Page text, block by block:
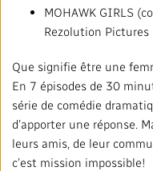
MOHAWK GIRLS
Rezolution
Que signifie être une
En 7 épisodes de 30
série de comédie
d’apporter une réponse.
leurs amis, de leur
c’est mission impossible!